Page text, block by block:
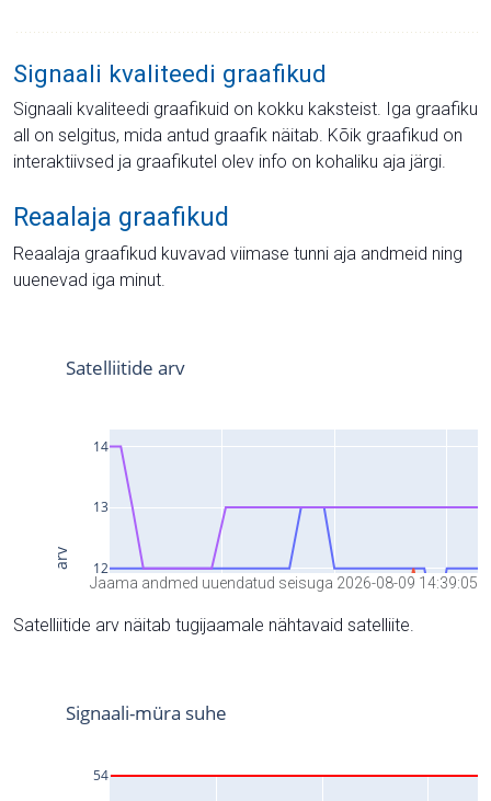
Signaali kvaliteedi graafikud
Signaali kvaliteedi graafikuid on kokku kaksteist. Iga graafiku
all on selgitus, mida antud graafik näitab. Kõik graafikud on
interaktiivsed ja graafikutel olev info on kohaliku aja järgi.
Reaalaja graafikud
Reaalaja graafikud kuvavad viimase tunni aja andmeid ning
uuenevad iga minut.
Jaama andmed uuendatud seisuga 2026-08-09 14:39:05
Satelliitide arv näitab tugijaamale nähtavaid satelliite.